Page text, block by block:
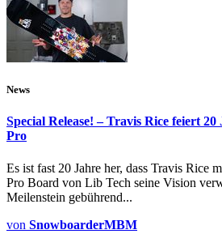
News
Special Release! – Travis Rice feiert
Pro
Es ist fast 20 Jahre her, dass Travis Rice
Pro Board von Lib Tech seine Vision
Meilenstein gebührend...
von SnowboarderMBM